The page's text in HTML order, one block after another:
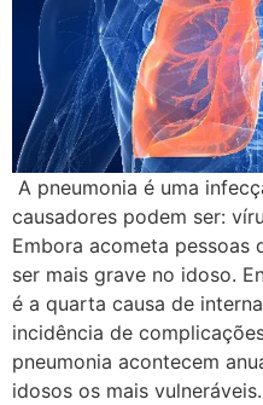
A pneumonia é uma
causadores podem ser:
Embora acometa pessoas
ser mais grave no idoso.
é a quarta causa de
incidência de
pneumonia acontecem
idosos os mais